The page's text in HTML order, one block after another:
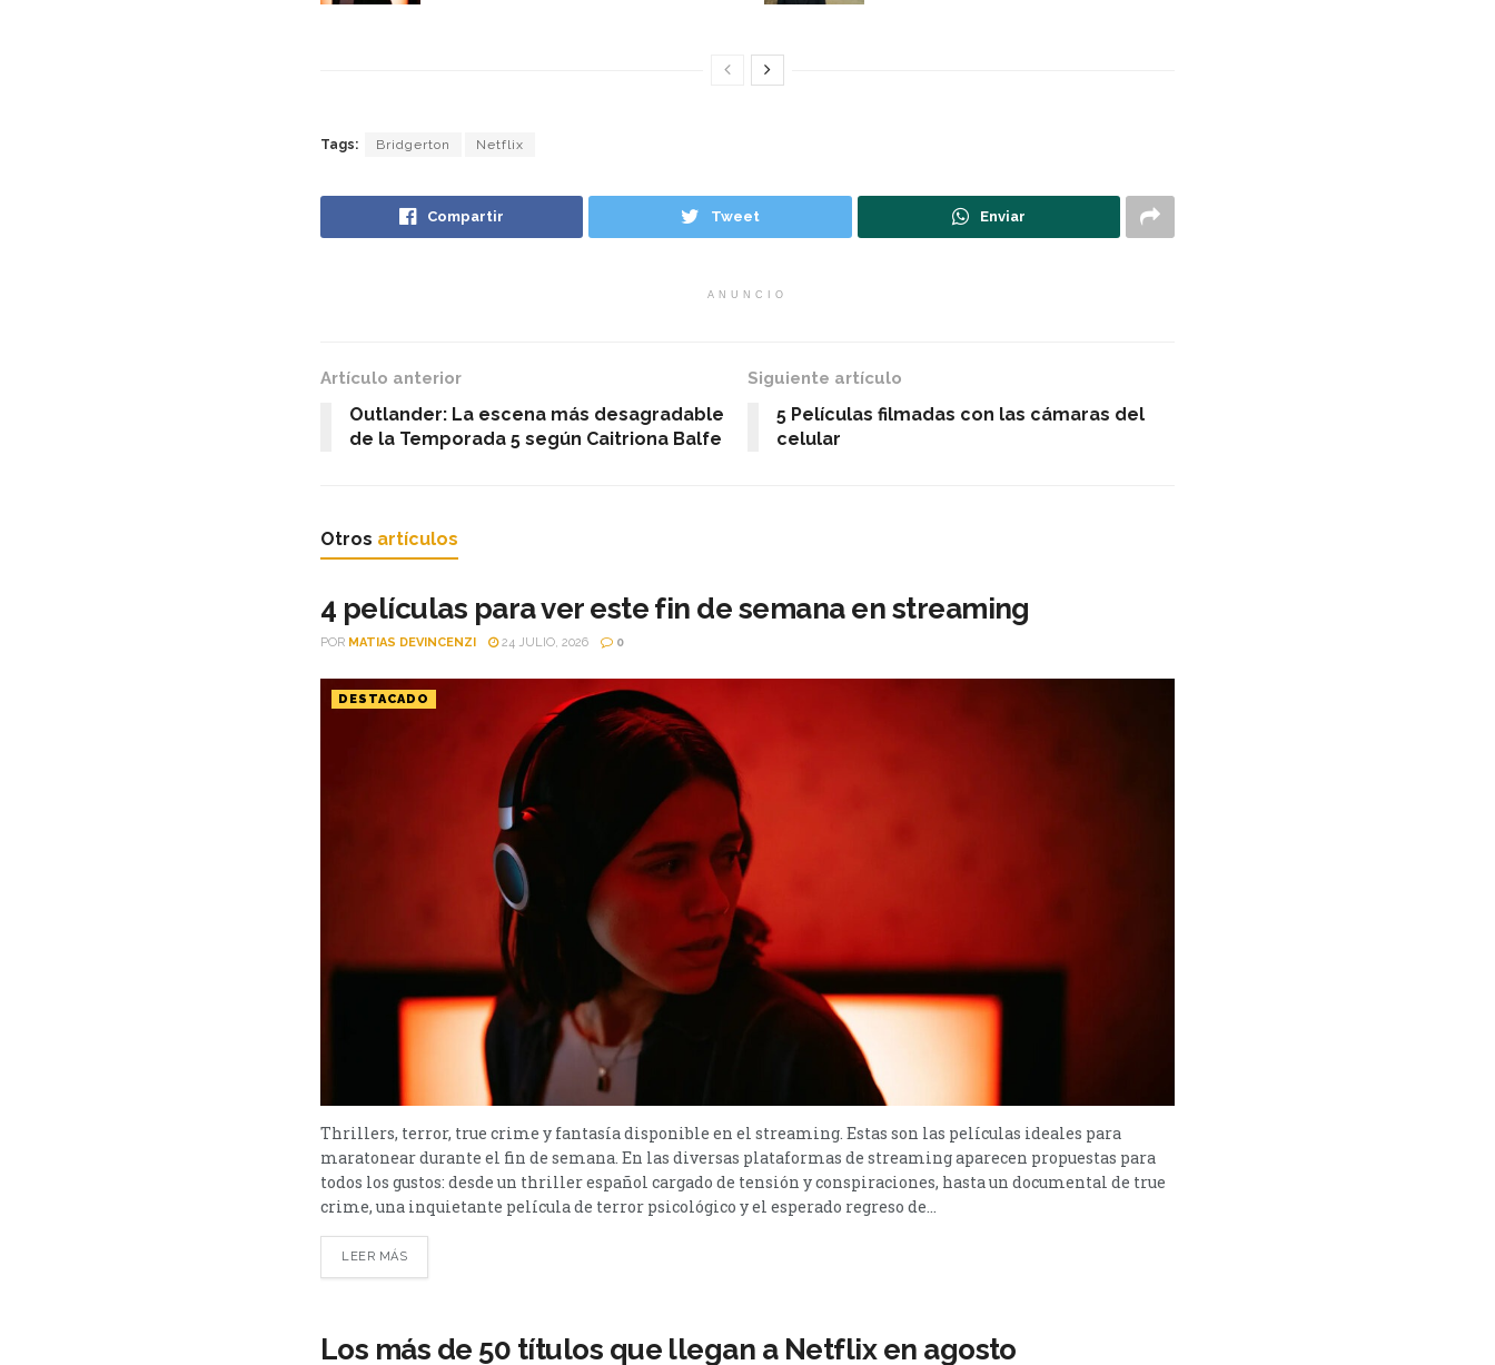
Tags: Bridgerton Netflix
Compartir Tweet Enviar
ANUNCIO
Artículo anterior
Outlander: La escena más desagradable
de la Temporada 5 según Caitriona Balfe
Siguiente artículo
5 Películas filmadas con las cámaras del
celular
Otros artículos
4 películas para ver este fin de semana en streaming
POR MATIAS DEVINCENZI 24 JULIO, 2026 0
DESTACADO
Thrillers, terror, true crime y fantasía disponible en el streaming. Estas son las películas ideales para
maratonear durante el fin de semana. En las diversas plataformas de streaming aparecen propuestas para
todos los gustos: desde un thriller español cargado de tensión y conspiraciones, hasta un documental de true
crime, una inquietante película de terror psicológico y el esperado regreso de...
LEER MÁS
Los más de 50 títulos que llegan a Netflix en agosto